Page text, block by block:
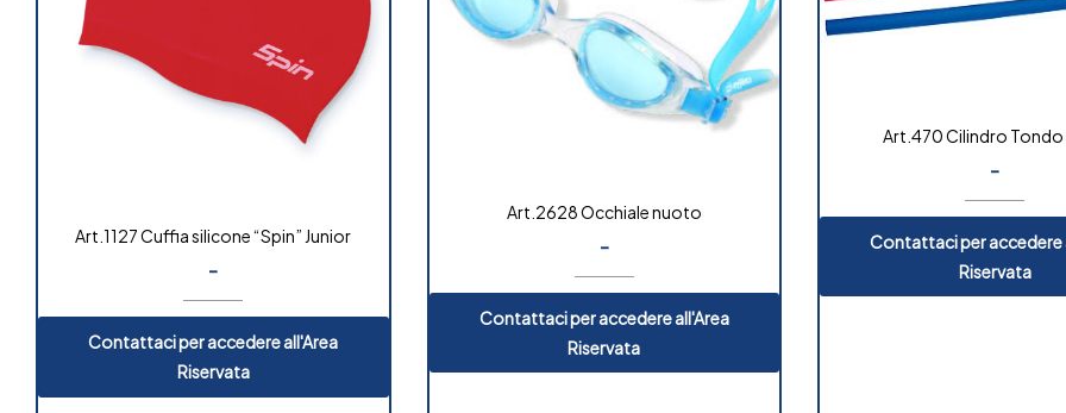
Art.1127 Cuffia silicone “Spin” Junior
-
Contattaci per accedere all'Area
Riservata
Art.2628 Occhiale nuoto
-
Contattaci per accedere all'Area
Riservata
Art.470 Cilindro Tondo
-
Contattaci per accedere
Riservata